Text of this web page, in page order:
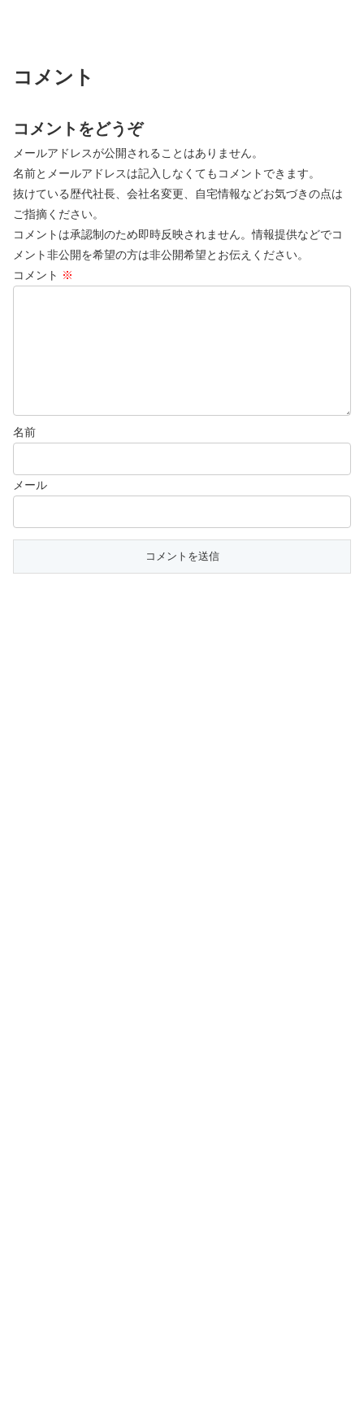
コメント
コメントをどうぞ
メールアドレスが公開されることはありません。
名前とメールアドレスは記入しなくてもコメントできます。
抜けている歴代社長、会社名変更、自宅情報などお気づきの点は
ご指摘ください。
コメントは承認制のため即時反映されません。情報提供などでコ
メント非公開を希望の方は非公開希望とお伝えください。
コメント ※
名前
メール